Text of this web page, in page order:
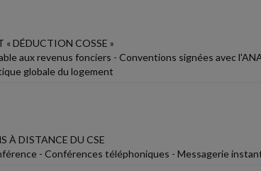
« DÉDUCTION COSSE »
aux revenus fonciers - Conventions signées avec
globale du logement
À DISTANCE DU CSE
- Conférences téléphoniques - Messagerie